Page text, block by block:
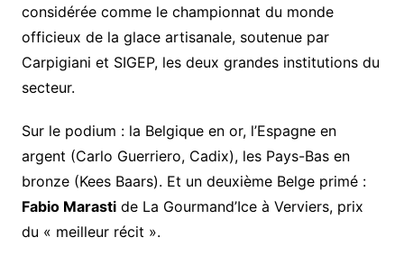
considérée comme le championnat du monde
officieux de la glace artisanale, soutenue par
Carpigiani et SIGEP, les deux grandes institutions du
secteur.
Sur le podium : la Belgique en or, l’Espagne en
argent (Carlo Guerriero, Cadix), les Pays-Bas en
bronze (Kees Baars). Et un deuxième Belge primé :
Fabio Marastide La Gourmand’Ice à Verviers, prix
du « meilleur récit ».